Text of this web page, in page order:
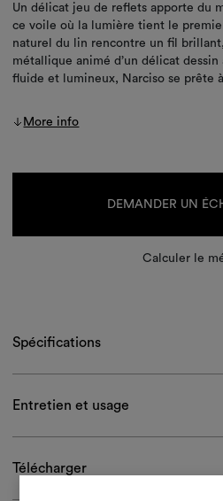
Un délicat jeu de reflets apporte du
ce voile où la lumière tient le
naturel du lin rencontre un fil
métallique animé d’un délicat
fluide et lumineux, Narciso se prête
More info
DEMANDER UN
Calculer le
Spécifications
Entretien et usage
Télécharger